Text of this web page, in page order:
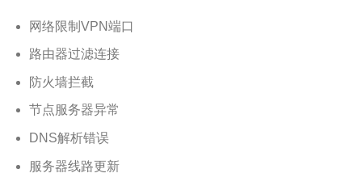
网络限制VPN端口
路由器过滤连接
防火墙拦截
节点服务器异常
DNS解析错误
服务器线路更新